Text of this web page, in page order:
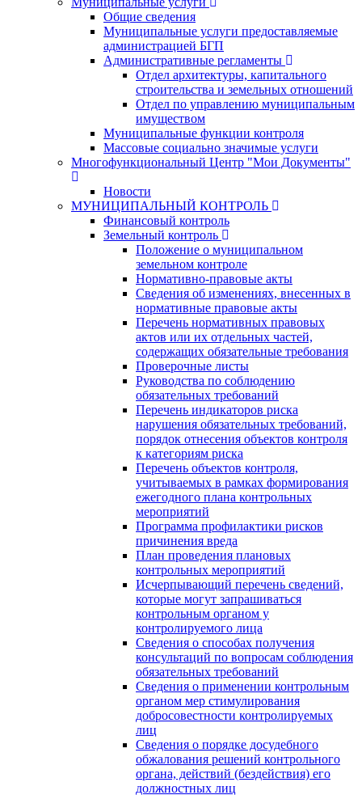
Общие сведения
Муниципальные услуги предоставляемые
администрацией БГП
Административные регламенты
Отдел архитектуры, капитального
строительства и земельных отношений
Отдел по управлению муниципальным
имуществом
Муниципальные функции контроля
Массовые социально значимые услуги
Многофункциональный Центр "Мои Документы"
Новости
МУНИЦИПАЛЬНЫЙ КОНТРОЛЬ
Финансовый контроль
Земельный контроль
Положение о муниципальном
земельном контроле
Нормативно-правовые акты
Сведения об изменениях, внесенных в
нормативные правовые акты
Перечень нормативных правовых
актов или их отдельных частей,
содержащих обязательные требования
Проверочные листы
Руководства по соблюдению
обязательных требований
Перечень индикаторов риска
нарушения обязательных требований,
порядок отнесения объектов контроля
к категориям риска
Перечень объектов контроля,
учитываемых в рамках формирования
ежегодного плана контрольных
мероприятий
Программа профилактики рисков
причинения вреда
План проведения плановых
контрольных мероприятий
Исчерпывающий перечень сведений,
которые могут запрашиваться
контрольным органом у
контролируемого лица
Сведения о способах получения
консультаций по вопросам соблюдения
обязательных требований
Сведения о применении контрольным
органом мер стимулирования
добросовестности контролируемых
лиц
Сведения о порядке досудебного
обжалования решений контрольного
органа, действий (бездействия) его
должностных лиц